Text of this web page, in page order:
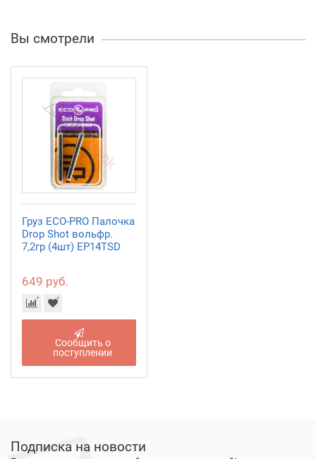
Вы смотрели
Груз ECO-PRO Палочка
Drop Shot вольфр.
7,2гр (4шт) EP14TSD
649 руб.
Сообщить о
поступлении
Подписка на новости